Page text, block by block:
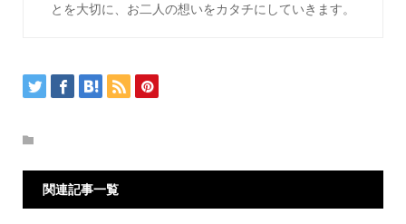
とを大切に、お二人の想いをカタチにしていきます。
関連記事一覧